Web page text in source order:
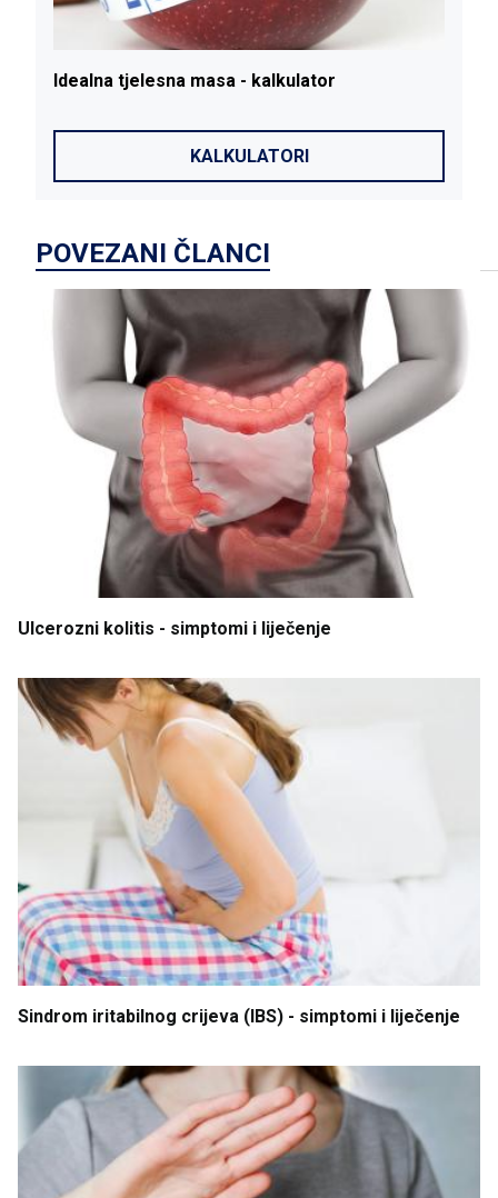
Idealna tjelesna masa - kalkulator
KALKULATORI
POVEZANI ČLANCI
Ulcerozni kolitis - simptomi i liječenje
Sindrom iritabilnog crijeva (IBS) - simptomi i liječenje